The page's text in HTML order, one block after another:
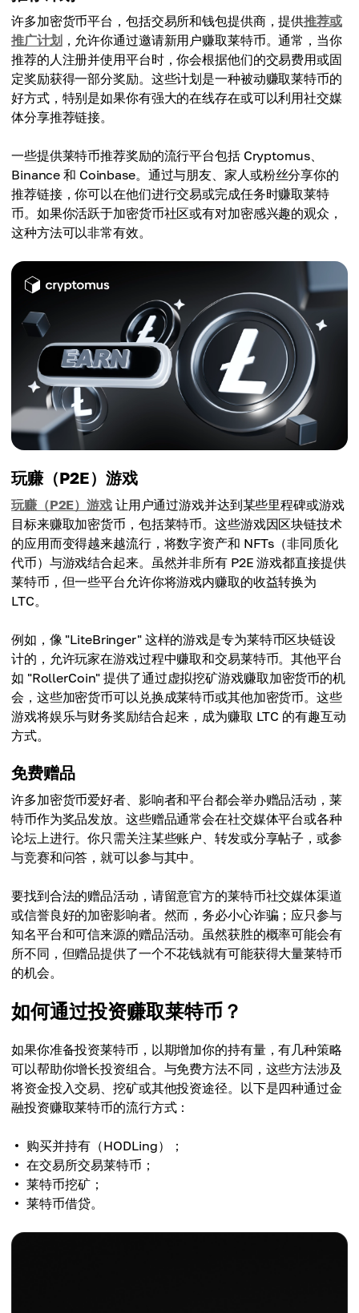
许多加密货币平台，包括交易所和钱包提供商，提供推荐或
推广计划 ，允许你通过邀请新用户赚取莱特币。通常，当你
推荐的人注册并使用平台时，你会根据他们的交易费用或固
定奖励获得一部分奖励。这些计划是一种被动赚取莱特币的
好方式，特别是如果你有强大的在线存在或可以利用社交媒
体分享推荐链接。
一些提供莱特币推荐奖励的流行平台包括 Cryptomus、
Binance 和 Coinbase。通过与朋友、家人或粉丝分享你的
推荐链接，你可以在他们进行交易或完成任务时赚取莱特
币。如果你活跃于加密货币社区或有对加密感兴趣的观众，
这种方法可以非常有效。
玩赚（P2E）游戏
玩赚（P2E）游戏让用户通过游戏并达到某些里程碑或游戏
目标来赚取加密货币，包括莱特币。这些游戏因区块链技术
的应用而变得越来越流行，将数字资产和 NFTs（非同质化
代币）与游戏结合起来。虽然并非所有 P2E 游戏都直接提供
莱特币，但一些平台允许你将游戏内赚取的收益转换为
LTC。
例如，像 "LiteBringer" 这样的游戏是专为莱特币区块链设
计的，允许玩家在游戏过程中赚取和交易莱特币。其他平台
如 "RollerCoin" 提供了通过虚拟挖矿游戏赚取加密货币的机
会，这些加密货币可以兑换成莱特币或其他加密货币。这些
游戏将娱乐与财务奖励结合起来，成为赚取 LTC 的有趣互动
方式。
免费赠品
许多加密货币爱好者、影响者和平台都会举办赠品活动，莱
特币作为奖品发放。这些赠品通常会在社交媒体平台或各种
论坛上进行。你只需关注某些账户、转发或分享帖子，或参
与竞赛和问答，就可以参与其中。
要找到合法的赠品活动，请留意官方的莱特币社交媒体渠道
或信誉良好的加密影响者。然而，务必小心诈骗；应只参与
知名平台和可信来源的赠品活动。虽然获胜的概率可能会有
所不同，但赠品提供了一个不花钱就有可能获得大量莱特币
的机会。
如何通过投资赚取莱特币？
如果你准备投资莱特币，以期增加你的持有量，有几种策略
可以帮助你增长投资组合。与免费方法不同，这些方法涉及
将资金投入交易、挖矿或其他投资途径。以下是四种通过金
融投资赚取莱特币的流行方式：
购买并持有（HODLing）；
在交易所交易莱特币；
莱特币挖矿；
莱特币借贷。